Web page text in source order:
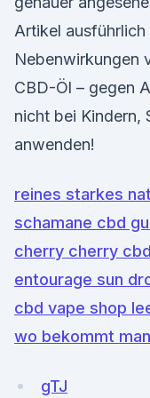
Artikel
Nebenwirkungen
CBD-Öl – gegen
nicht bei Kindern,
anwenden!
reines starkes
schamane cbd
cherry cherry
entourage sun
cbd vape shop
wo bekommt
gTJ